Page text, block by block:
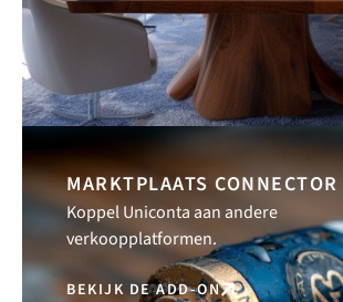
MARKTPLAATS CONNECTOR
Koppel Uniconta aan andere
verkoopplatformen.
BEKIJK DE ADD-ON